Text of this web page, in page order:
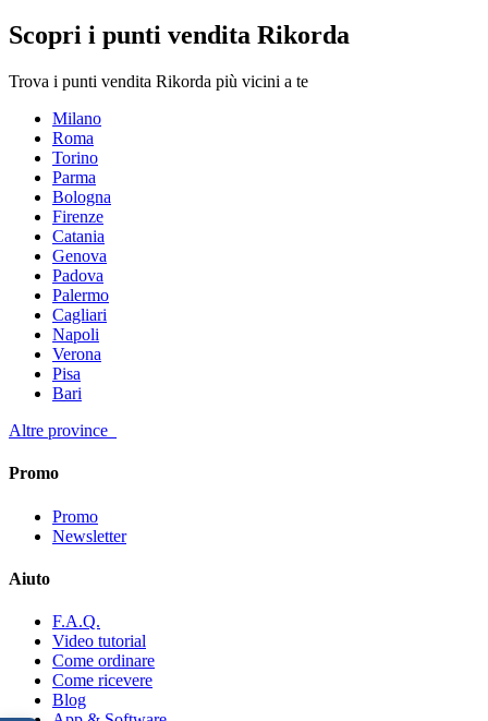
Scopri i punti vendita Rikorda
Trova i punti vendita Rikorda più vicini a te
Milano
Roma
Torino
Parma
Bologna
Firenze
Catania
Genova
Padova
Palermo
Cagliari
Napoli
Verona
Pisa
Bari
Altre province
Promo
Promo
Newsletter
Aiuto
F.A.Q.
Video tutorial
Come ordinare
Come ricevere
Blog